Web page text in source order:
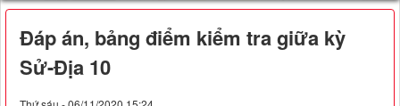
Đáp án, bảng điểm kiểm tra giữa kỳ
Sử-Địa 10